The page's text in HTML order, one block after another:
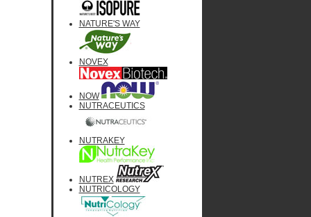
NATURE'S WAY
NOVEX
NOW
NUTRACEUTICS
NUTRAKEY
NUTREX
NUTRICOLOGY